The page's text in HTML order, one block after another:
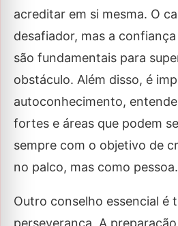
acreditar em si mesma. O
desafiador, mas a
são fundamentais para
obstáculo. Além disso, é
autoconhecimento,
fortes e áreas que podem
sempre com o objetivo de
no palco, mas como pessoa.
Outro conselho essencial é
perseverança. A